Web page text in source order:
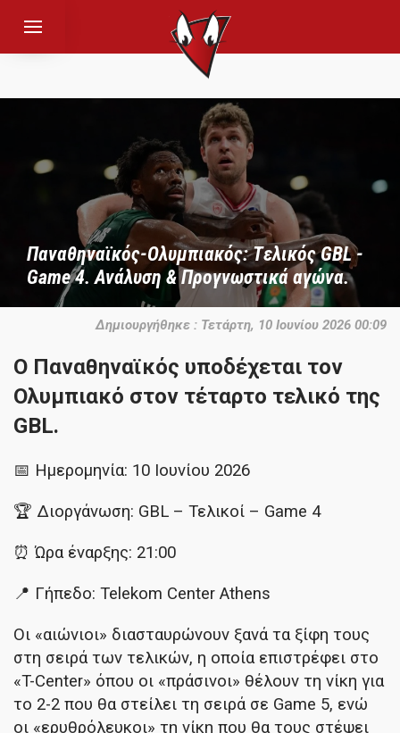
Παναθηναϊκός-Ολυμπιακός: Tελικός GBL -
Game 4. Ανάλυση & Προγνωστικά αγώνα.
Δημιουργήθηκε : Τετάρτη, 10 Ιουνίου 2026 00:09
Ο Παναθηναϊκός υποδέχεται τον
Ολυμπιακό στον τέταρτο τελικό της
GBL.
📅 Ημερομηνία: 10 Ιουνίου 2026
🏆 Διοργάνωση: GBL – Τελικοί – Game 4
⏰ Ώρα έναρξης: 21:00
📍 Γήπεδο: Telekom Center Athens
Οι «αιώνιοι» διασταυρώνουν ξανά τα ξίφη τους
στη σειρά των τελικών, η οποία επιστρέφει στο
«T-Center» όπου οι «πράσινοι» θέλουν τη νίκη για
το 2-2 που θα στείλει τη σειρά σε Game 5, ενώ
οι «ερυθρόλευκοι» τη νίκη που θα τους στέψει